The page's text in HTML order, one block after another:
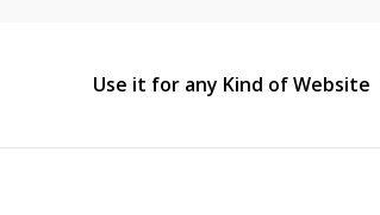
Use it for any Kind of Website